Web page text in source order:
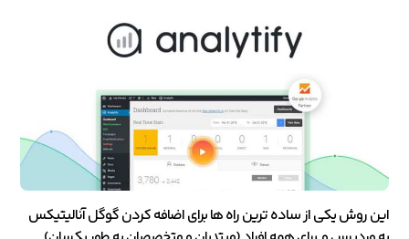
این روش یکی از ساده ترین راه ها برای اضافه کردن گوگل آنالیتیکس